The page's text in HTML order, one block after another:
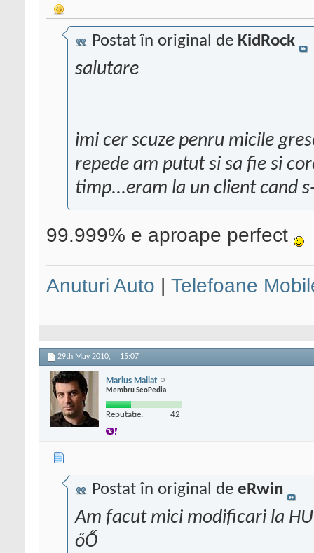
Postat în original de KidRock
salutare
imi cer scuze penru micile
repede am putut si sa fie si
timp...eram la un client cand
99.999% e aproape perfect
Anuturi Auto Telefoane
29th May 2010, 15:07
Marius Mailat
Membru SeoPedia
Reputatie: 42
Postat în original de eRwin
Am facut mici modificari la
őŐ